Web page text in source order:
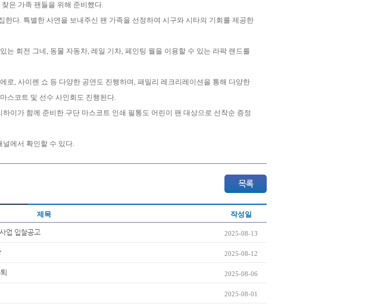
은 가족 팬들을 위해 준비했다.
한다. 특별한 사연을 보내주신 팬 가족을 선정하여 시구와 시타의 기회를 제공한
는 회전 그네, 동물 자동차, 레일 기차, 페인팅 월을 이용할 수 있는 라팍 랜드를
로, 사이렌 쇼 등 다양한 공연도 진행하며, 패밀리 레크리레이션을 통해 다양한
스코트 및 선수 사인회도 진행된다.
이가 함께 준비한 구단 마스코트 인쇄 필통도 어린이 팬 대상으로 선착순 증정
널에서 확인할 수 있다.
제목 작성일
업 입찰공고 2025-08-13
2025-08-12
2025-08-06
2025-08-01